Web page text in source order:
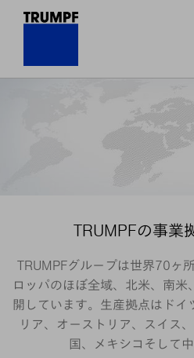
TRUMPFの事業
TRUMPFグループは世界70ヶ
ロッパのほぼ全域、北米、南
開しています。生産拠点はドイ
リア、オーストリア、スイス
国、メキシコそして